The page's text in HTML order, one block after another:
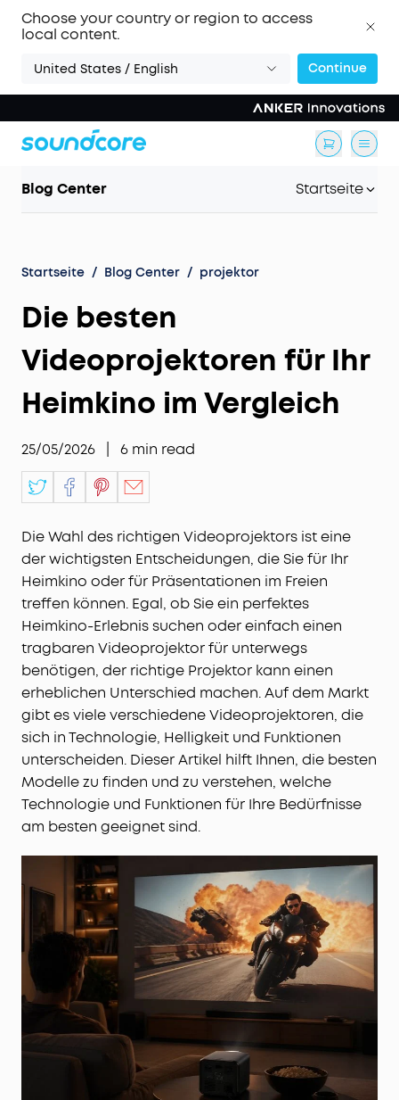
Choose your country or region to access
local content.
United States / English Continue
Blog Center Startseite
Startseite / Blog Center / projektor
Die besten
Videoprojektoren für Ihr
Heimkino im Vergleich
25/05/2026 6 min read
Die Wahl des richtigen Videoprojektors ist eine
der wichtigsten Entscheidungen, die Sie für Ihr
Heimkino oder für Präsentationen im Freien
treffen können. Egal, ob Sie ein perfektes
Heimkino-Erlebnis suchen oder einfach einen
tragbaren Videoprojektor für unterwegs
benötigen, der richtige Projektor kann einen
erheblichen Unterschied machen. Auf dem Markt
gibt es viele verschiedene Videoprojektoren, die
sich in Technologie, Helligkeit und Funktionen
unterscheiden. Dieser Artikel hilft Ihnen, die besten
Modelle zu finden und zu verstehen, welche
Technologie und Funktionen für Ihre Bedürfnisse
am besten geeignet sind.